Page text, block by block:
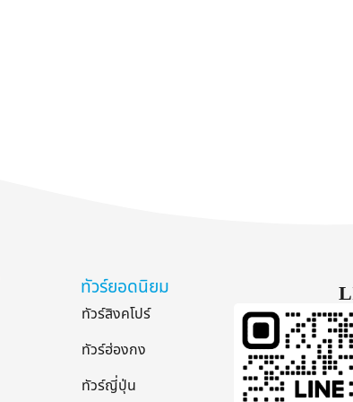
ทัวร์ยอดนิยม
ทัวร์สิงคโปร์
ทัวร์ฮ่องกง
ทัวร์ญี่ปุ่น